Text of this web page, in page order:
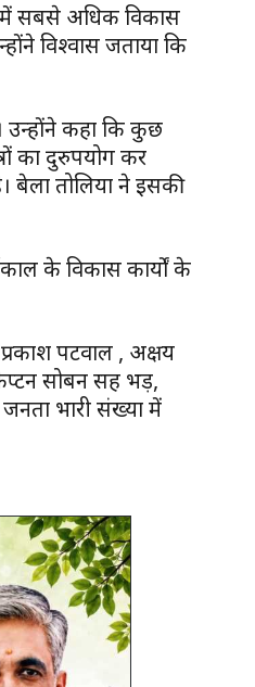
में सबसे अधिक विकास
विश्वास जताया कि
उन्होंने कहा कि कुछ
का दुरुपयोग कर
बेला तोलिया ने इसकी
के विकास कार्यों के
प्रकाश पटवाल , अक्षय
सोबन सिंह भड़,
भारी संख्या में